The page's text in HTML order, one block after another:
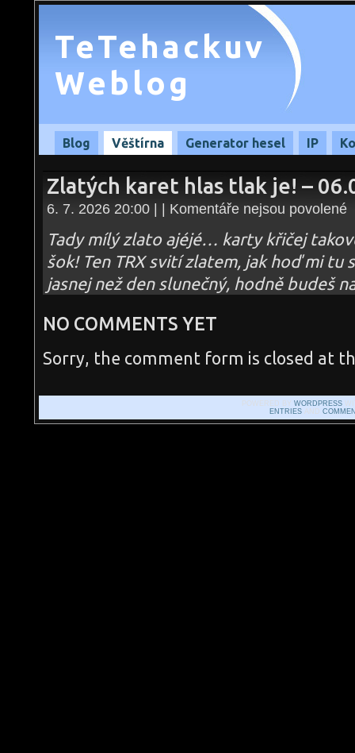
TeTehackuv
Weblog
Blog Věštírna Generator hesel IP
Zlatých karet hlas tlak je! –
6. 7. 2026 20:00 | | Komentáře nejsou povolené
je!
–
Tady mílý zlato ajéjé… karty křičej
šok! Ten TRX svití zlatem, jak hoď mi tu
jasnej než den slunečný, hodně budeš
NO COMMENTS YET
Sorry, the comment form is closed at
POWERED BY WORDPRESS
ENTRIESAND